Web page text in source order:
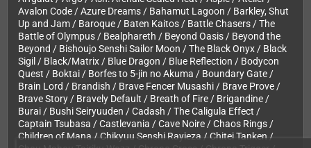
Avalon Code / Azure Dreams / Bahamut Lagoon / Barkley, Shut
Up and Jam / Baroque / Baten Kaitos / Battle Chasers / The
Battle of Olympus / Bealphareth / Beyond Oasis / Beyond the
Beyond / Bishoujo Senshi Sailor Moon / The Black Onyx / Black
Sigil / Black/Matrix / Blue Dragon / Blue Reflection / Bodycon
Quest / Boktai / Borfes to 5-jin no Akuma / Boundary Gate /
Brain Lord / Brandish / Brave Fencer Musashi / Brave Prove /
Brave Story / Bravely Default / Breath of Fire / Brigandine /
Burai / Bushi Seiryuuden / Cadash / The Caligula Effect /
Captain Tsubasa / Castlevania / Cave Noire / Chaos Rings /
Children of Mana / Chikyuu Senshi Rayieza / Chitei Tanken /